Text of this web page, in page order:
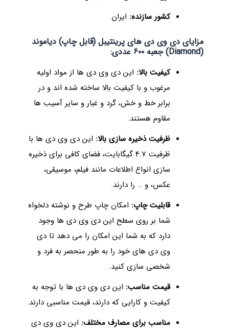
کشور سازنده: ایران
مزایای دی وی دی های پرینتیبل (قابل چاپ) دیاموند
(Diamond) جعبه ۶۰۰ عددی:
کیفیت بالا: این دی وی دی ها از مواد اولیه
مرغوب و با کیفیت بالا ساخته شده اند و در
برابر خط و خش، گرد و غبار و سایر آسیب ها
مقاوم هستند.
ظرفیت ذخیره سازی بالا: این دی وی دی ها با
ظرفیت 4.7 گیگابایت، فضای کافی برای ذخیره
سازی انواع اطلاعات مانند فیلم، موسیقی،
عکس، و … را دارند.
قابلیت چاپ: امکان چاپ طرح و نوشته دلخواه
شما بر روی سطح این دی وی دی ها وجود
دارد که به شما این امکان را می دهد تا دی
وی دی های خود را به طور منحصر به فرد و
شخصی سازی کنید.
قیمت مناسب: این دی وی دی ها با توجه به
کیفیت و کارایی که دارند، قیمت مناسبی دارند.
مناسب برای مصارف مختلف: این دی وی دی